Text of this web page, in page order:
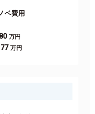
ベ費用